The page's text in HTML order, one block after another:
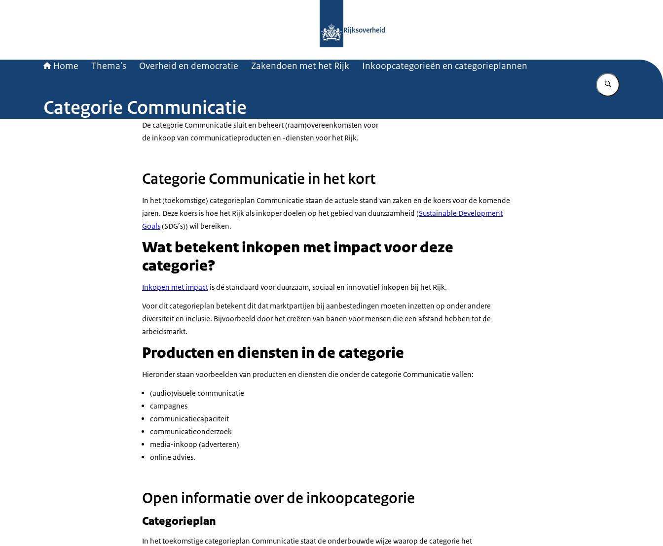
Rijksoverheid
Home Thema's Overheid en democratie Zakendoen met het Rijk Inkoopcategorieën en categorieplannen
Vul in wat u
Categorie Communicatie
De categorie Communicatie sluit en beheert (raam)overeenkomsten voor
de inkoop van communicatieproducten en -diensten voor het Rijk.
Categorie Communicatie in het kort
In het (toekomstige) categorieplan Communicatie staan de actuele stand van zaken en de koers voor de komende
jaren. Deze koers is hoe het Rijk als inkoper doelen op het gebied van duurzaamheid (Sustainable Development
Goals(SDG’s)) wil bereiken.
Wat betekent inkopen met impact voor deze
categorie?
Inkopen met impact is dé standaard voor duurzaam, sociaal en innovatief inkopen bij het Rijk.
Voor dit categorieplan betekent dit dat marktpartijen bij aanbestedingen moeten inzetten op onder andere
diversiteit en inclusie. Bijvoorbeeld door het creëren van banen voor mensen die een afstand hebben tot de
arbeidsmarkt.
Producten en diensten in de categorie
Hieronder staan voorbeelden van producten en diensten die onder de categorie Communicatie vallen:
(audio)visuele communicatie
campagnes
communicatiecapaciteit
communicatieonderzoek
media-inkoop (adverteren)
online advies.
Open informatie over de inkoopcategorie
Categorieplan
In het toekomstige categorieplan Communicatie staat de onderbouwde wijze waarop de categorie het